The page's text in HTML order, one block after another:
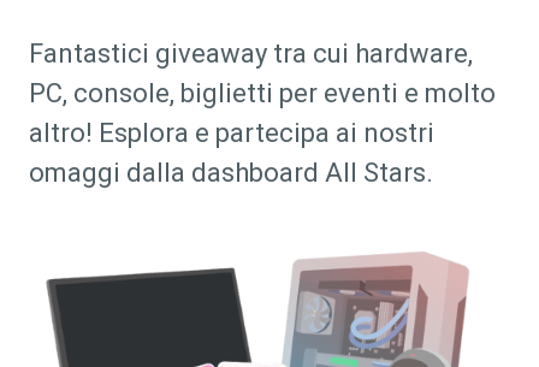
Fantastici giveaway tra cui hardware,
PC, console, biglietti per eventi e molto
altro! Esplora e partecipa ai nostri
omaggi dalla dashboard All Stars.